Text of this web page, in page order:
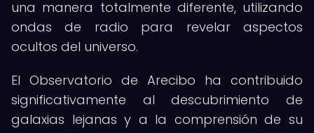
una manera totalmente diferente, utilizando
ondas de radio para revelar aspectos
ocultos del universo.
El Observatorio de Arecibo ha contribuido
significativamente al descubrimiento de
galaxias lejanas y a la comprensión de su